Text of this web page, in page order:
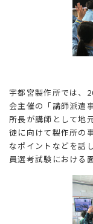
宇都宮製作所では、
会主催の「講師派遣
所長が講師として地
徒に向けて製作所の
なポイントなどを話
員選考試験における